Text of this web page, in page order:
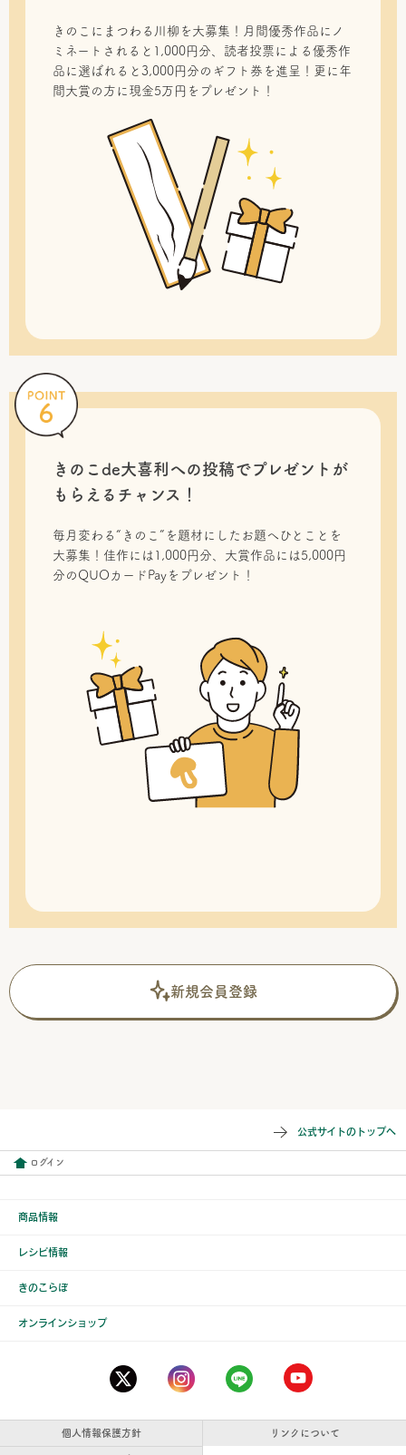
きのこにまつわる川柳を大募集！月間優秀作品にノ
ミネートされると1,000円分、読者投票による優秀作
品に選ばれると3,000円分のギフト券を進呈！更に年
間大賞の方に現金5万円をプレゼント！
きのこde大喜利への投稿でプレゼントが
もらえるチャンス！
毎月変わる“きのこ”を題材にしたお題へひとことを
大募集！佳作には1,000円分、大賞作品には5,000円
分のQUOカードPayをプレゼント！
新規会員登録
公式サイトのトップへ
ログイン
商品情報
レシピ情報
きのこらぼ
オンラインショップ
個人情報保護方針 リンクについて